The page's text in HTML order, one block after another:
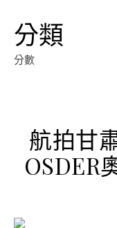
分類
分數
航拍甘
OSDER